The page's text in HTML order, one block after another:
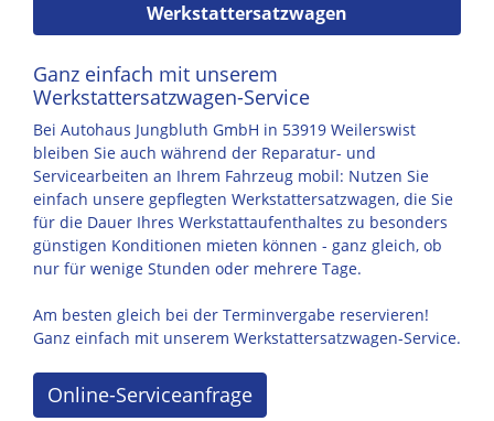
Werkstattersatzwagen
Ganz einfach mit unserem
Werkstattersatzwagen-Service
Bei Autohaus Jungbluth GmbH in 53919 Weilerswist
bleiben Sie auch während der Reparatur- und
Servicearbeiten an Ihrem Fahrzeug mobil: Nutzen Sie
einfach unsere gepflegten Werkstattersatzwagen, die Sie
für die Dauer Ihres Werkstattaufenthaltes zu besonders
günstigen Konditionen mieten können - ganz gleich, ob
nur für wenige Stunden oder mehrere Tage.
Am besten gleich bei der Terminvergabe reservieren!
Ganz einfach mit unserem Werkstattersatzwagen-Service.
Online-Serviceanfrage